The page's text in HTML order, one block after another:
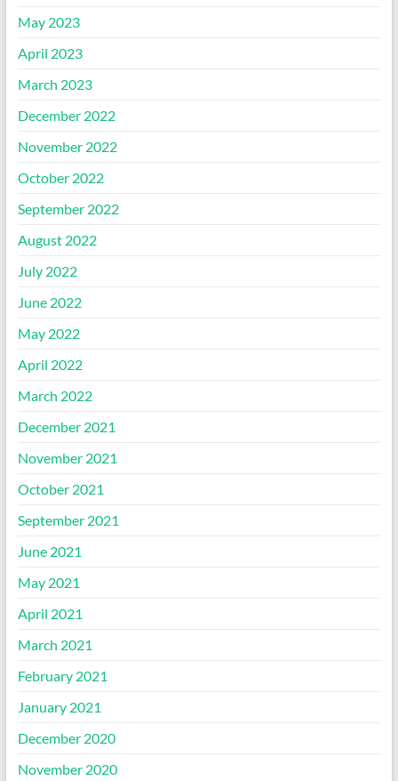
May 2023
April 2023
March 2023
December 2022
November 2022
October 2022
September 2022
August 2022
July 2022
June 2022
May 2022
April 2022
March 2022
December 2021
November 2021
October 2021
September 2021
June 2021
May 2021
April 2021
March 2021
February 2021
January 2021
December 2020
November 2020